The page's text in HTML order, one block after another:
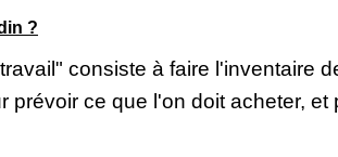
?
consiste à faire l'inventaire
prévoir ce que l'on doit acheter, et